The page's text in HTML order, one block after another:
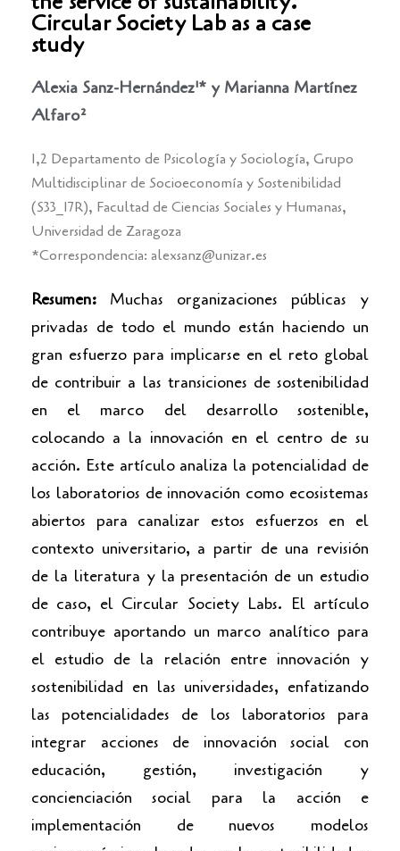
Circular Society Lab as a case
study
Alexia Sanz-Hernández¹* y Marianna Martínez
Alfaro²
1,2 Departamento de Psicología y Sociología, Grupo
Multidisciplinar de Socioeconomía y Sostenibilidad
(S33_17R), Facultad de Ciencias Sociales y Humanas,
Universidad de Zaragoza
*Correspondencia: alexsanz@unizar.es
Resumen: Muchas organizaciones públicas y
privadas de todo el mundo están haciendo un
gran esfuerzo para implicarse en el reto global
de contribuir a las transiciones de sostenibilidad
en el marco del desarrollo sostenible,
colocando a la innovación en el centro de su
acción. Este artículo analiza la potencialidad de
los laboratorios de innovación como ecosistemas
abiertos para canalizar estos esfuerzos en el
contexto universitario, a partir de una revisión
de la literatura y la presentación de un estudio
de caso, el Circular Society Labs. El artículo
contribuye aportando un marco analítico para
el estudio de la relación entre innovación y
sostenibilidad en las universidades, enfatizando
las potencialidades de los laboratorios para
integrar acciones de innovación social con
educación, gestión, investigación y
concienciación social para la acción e
implementación de nuevos modelos